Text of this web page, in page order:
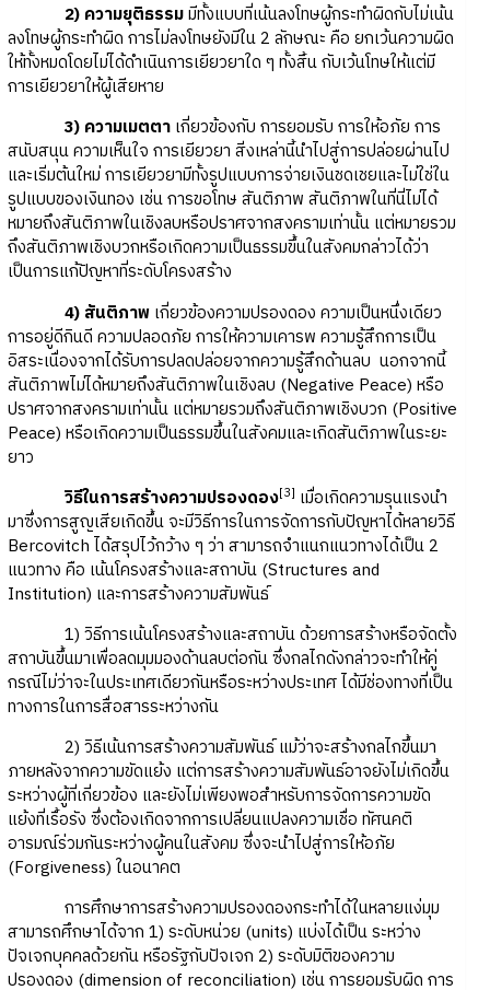
2) ความยุติธรรมมีทั้งแบบที่เน้นลงโทษผู้กระทำผิดกับไม่เน้น
ลงโทษผู้กระทำผิด การไม่ลงโทษยังมีใน 2 ลักษณะ คือ ยกเว้นความผิด
ให้ทั้งหมดโดยไม่ได้ดำเนินการเยียวยาใด ๆ ทั้งสิ้น กับเว้นโทษให้แต่มี
การเยียวยาให้ผู้เสียหาย
3) ความเมตตาเกี่ยวข้องกับ การยอมรับ การให้อภัย การ
สนับสนุน ความเห็นใจ การเยียวยา สิ่งเหล่านี้นำไปสู่การปล่อยผ่านไป
และเริ่มต้นใหม่ การเยียวยามีทั้งรูปแบบการจ่ายเงินชดเชยและไม่ใช่ใน
รูปแบบของเงินทอง เช่น การขอโทษ สันติภาพ สันติภาพในที่นี่ไม่ได้
หมายถึงสันติภาพในเชิงลบหรือปราศจากสงครามเท่านั้น แต่หมายรวม
ถึงสันติภาพเชิงบวกหรือเกิดความเป็นธรรมขึ้นในสังคมกล่าวได้ว่า
เป็นการแก้ปัญหาที่ระดับโครงสร้าง
4) สันติภาพเกี่ยวข้องความปรองดอง ความเป็นหนึ่งเดียว
การอยู่ดีกินดี ความปลอดภัย การให้ความเคารพ ความรู้สึกการเป็น
อิสระเนื่องจากได้รับการปลดปล่อยจากความรู้สึกด้านลบ นอกจากนี้
สันติภาพไม่ได้หมายถึงสันติภาพในเชิงลบ (Negative Peace) หรือ
ปราศจากสงครามเท่านั้น แต่หมายรวมถึงสันติภาพเชิงบวก (Positive
Peace) หรือเกิดความเป็นธรรมขึ้นในสังคมและเกิดสันติภาพในระยะ
ยาว
วิธีในการสร้างความปรองดอง[3] เมื่อเกิดความรุนแรงนำ
มาซึ่งการสูญเสียเกิดขึ้น จะมีวิธีการในการจัดการกับปัญหาได้หลายวิธี
Bercovitch ได้สรุปไว้กว้าง ๆ ว่า สามารถจำแนกแนวทางได้เป็น 2
แนวทาง คือ เน้นโครงสร้างและสถาบัน (Structures and
Institution) และการสร้างความสัมพันธ์
1) วิธีการเน้นโครงสร้างและสถาบัน ด้วยการสร้างหรือจัดตั้ง
สถาบันขึ้นมาเพื่อลดมุมมองด้านลบต่อกัน ซึ่งกลไกดังกล่าวจะทำให้คู่
กรณีไม่ว่าจะในประเทศเดียวกันหรือระหว่างประเทศ ได้มีช่องทางที่เป็น
ทางการในการสื่อสารระหว่างกัน
2) วิธีเน้นการสร้างความสัมพันธ์ แม้ว่าจะสร้างกลไกขึ้นมา
ภายหลังจากความขัดแย้ง แต่การสร้างความสัมพันธ์อาจยังไม่เกิดขึ้น
ระหว่างผู้ที่เกี่ยวข้อง และยังไม่เพียงพอสำหรับการจัดการความขัด
แย้งที่เรื้อรัง ซึ่งต้องเกิดจากการเปลี่ยนแปลงความเชื่อ ทัศนคติ
อารมณ์ร่วมกันระหว่างผู้คนในสังคม ซึ่งจะนำไปสู่การให้อภัย
(Forgiveness) ในอนาคต
การศึกษาการสร้างความปรองดองกระทำได้ในหลายแง่มุม
สามารถศึกษาได้จาก 1) ระดับหน่วย (units) แบ่งได้เป็น ระหว่าง
ปัจเจกบุคคลด้วยกัน หรือรัฐกับปัจเจก 2) ระดับมิติของความ
ปรองดอง (dimension of reconciliation) เช่น การยอมรับผิด การ